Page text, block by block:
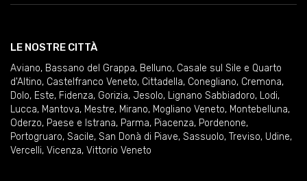
LE NOSTRE CITTÀ
Aviano, Bassano del Grappa, Belluno, Casale sul Sile e Quarto
d'Altino, Castelfranco Veneto, Cittadella, Conegliano, Cremona,
Dolo, Este, Fidenza, Gorizia, Jesolo, Lignano Sabbiadoro, Lodi,
Lucca, Mantova, Mestre, Mirano, Mogliano Veneto, Montebelluna,
Oderzo, Paese e Istrana, Parma, Piacenza, Pordenone,
Portogruaro, Sacile, San Donà di Piave, Sassuolo, Treviso, Udine,
Vercelli, Vicenza, Vittorio Veneto